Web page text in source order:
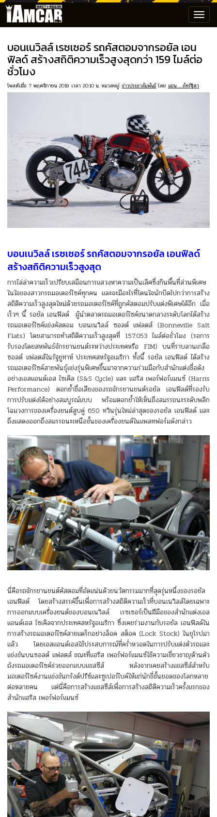
บอนเนวิลล์ เรซเซอร์ รถคัสตอมจากรอยัล เอน
ฟิลด์ สร้างสถิติความเร็วสูงสุดกว่า 159 ไมล์ต่อ
ชั่วโมง
โพสต์เมื่อ 7 พฤศจิกายน 2018 เวลา 20:10 น. หมวดหมู่: ข่าวประชาสัมพันธ์โดย แอน .. ภัทร์ฐิตา
บอนเนวิลล์ เรซเซอร์ รถคัสตอมจากรอยัล เอนฟิลด์
สร้างสถิติความเร็วสูงสุด
การไล่ล่าความเร็วเปรียบเสมือนการแสวงหาความเป็นเลิศซึ่งกินพื้นที่ส่วนพิเศษ
ในใจของสาวกรถมอเตอร์ไซค์ทุกคน และจะมีอะไรที่โดนใจนักบิดไปกว่าการสร้าง
สถิติความเร็วสูงสุดใหม่ด้วยรถมอเตอร์ไซค์ที่ถูกคัสตอมปรับแต่งพิเศษได้อีก เมื่อ
เร็วๆ นี้ รอยัล เอนฟิลด์ ผู้นำตลาดรถมอเตอร์ไซค์ขนาดกลางระดับโลกได้สร้าง
รถมอเตอร์ไซค์แข่งคัสตอม บอนเนวิลล์ ซอลต์ แฟลตส์ (Bonneville Salt
Flats) โดยสามารถทำสถิติความเร็วสูงสุดที่ 157.053 ไมล์ต่อชั่วโมง (รอการ
รับรองโดยสหพันธ์จักรยานยนต์ระหว่างประเทศหรือ FIM) บนที่ราบลานเกลือ
ซอลต์ แฟลตส์ในรัฐยูทาห์ ประเทศสหรัฐอเมริกา ทั้งนี้ รอยัล เอนฟิลด์ ได้สร้าง
รถมอเตอร์ไซค์สายพันธุ์แข่งรุ่นพิเศษขึ้นมาจากความร่วมมือกับสำนักแต่งชื่อดัง
อย่างเอสแอนด์เอส ไซเคิล (S&S Cycle) และ แฮริส เพอร์ฟอร์แมนซ์ (Harris
Performance) ตอกย้ำชื่อเสียงของรถจักรยานยนต์รอยัล เอนฟิลด์ที่รองรับ
การปรับแต่งได้อย่างสมบูรณ์แบบ พร้อมตอกย้ำให้เห็นถึงสมรรถนะระดับพลิก
โฉมวงการของเครื่องยนต์สูบคู่ 650 ทวินรุ่นใหม่ล่าสุดของรอยัล เอนฟิลด์ และ
ถึงแสดงออกถึงสมรรถนะเหนือชั้นของเครื่องยนต์ในแพลทฟอร์มดังกล่าว
นี่คือรถจักรยานยนต์คัสตอมที่อัดแน่นด้วยนวัตกรรมมากที่สุดรุ่นหนึ่งของรอยัล
เอนฟิลด์ โดยสร้างสรรค์ขึ้นเพื่อการสร้างสถิติความเร็วที่บอนเนวิลล์โดยเฉพาะ
การออกแบบเครื่องยนต์ของบอนเนวิลล์ เรซเซอร์เป็นฝีมือของสำนักแต่งเอส
แอนด์เอส ไซเคิลจากประเทศสหรัฐอเมริกา ซึ่งเคยร่วมงานกับรอยัล เอนฟิลด์ใน
การสร้างรถมอเตอร์ไซค์สายแดร็กอย่างล็อค สต็อค (Lock Stock) ในยุโรปมา
แล้ว โดยเอสแอนด์เอสใช้ประสบการณ์ที่คร่ำหวอดในการปรับแต่งตัวรถและ
แข่งขันบนซอลต์ แฟลตส์ ขณะที่แฮริส เพอร์ฟอร์แมนซ์ใช้ความเชี่ยวชาญด้านตัว
ถังรถมอเตอร์ไซค์ช่วยออกแบบแชสซีส์ หลังจากเคยสร้างแชสซีส์สำหรับ
มอเตอร์ไซค์งานแข่งขันกรังด์ปรีซ์และซูเปอร์ไบค์ให้แก่นักขี่ชั้นยอดของโลกหลาย
ต่อหลายคน แต่นี่คือการสร้างแชสซีส์เพื่อการสร้างสถิติความเร็วครั้งแรกของ
สำนักแฮริส เพอร์ฟอร์แมนซ์